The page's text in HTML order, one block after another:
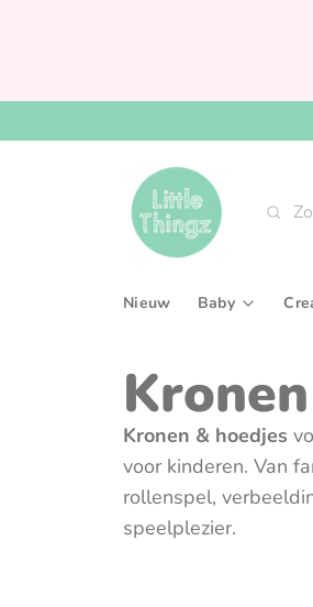
Zoeken
Nieuw Baby
Bijtringen
Kronen & hoedjes
voor kinderen. Van
rollenspel,
speelplezier.